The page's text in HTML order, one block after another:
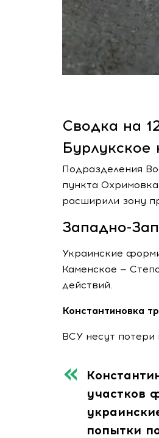
Сводка на
Бурлукское
Подразделения
пункта
расширили зону
Западно-
Украинские
Каменское —
действий.
Константиновка
ВСУ несут потери
участков
попытки